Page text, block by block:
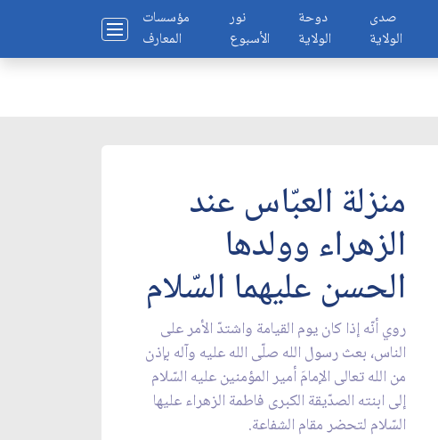
مؤسسات
المعارف
نور
الأسبوع
دوحة
الولاية
صدى
الولاية
منزلة العبّاس عند
الزهراء وولدها
الحسن عليهما السّلام
روي أنّه إذا كان يوم القيامة واشتدّ الأمر على
الناس، بعث رسول الله صلّى الله عليه وآله بإذن
من الله تعالى الإمامَ أمير المؤمنين عليه السّلام
إلى ابنته الصدّيقة الكبرى فاطمة الزهراء عليها
السّلام لتحضر مقام الشفاعة.